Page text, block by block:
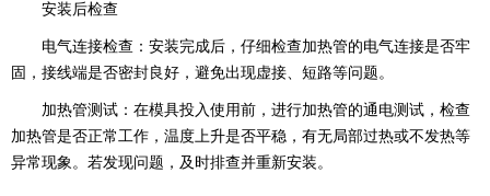
安装后检查
电气连接检查：安装完成后，仔细检查加热管的电气连接是否牢
固，接线端是否密封良好，避免出现虚接、短路等问题。
加热管测试：在模具投入使用前，进行加热管的通电测试，检查
加热管是否正常工作，温度上升是否平稳，有无局部过热或不发热等
异常现象。若发现问题，及时排查并重新安装。